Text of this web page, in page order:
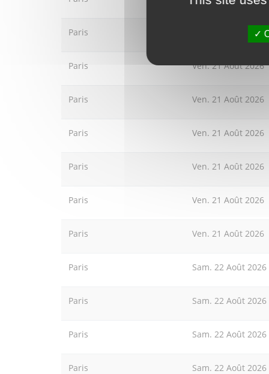
Paris Ven. 21 Août 2026
Paris Ven. 21 Août 2026
Paris Ven. 21 Août 2026
Paris Ven. 21 Août 2026
Paris Ven. 21 Août 2026
Paris Ven. 21 Août 2026
Paris Ven. 21 Août 2026
Paris Sam. 22 Août 2026
Paris Sam. 22 Août 2026
Paris Sam. 22 Août 2026
Paris Sam. 22 Août 2026